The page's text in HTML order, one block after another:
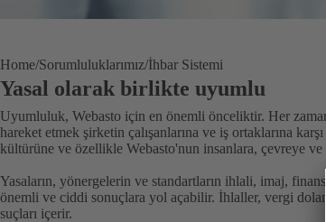
Home Sorumluluklarımız İhbar Sistemi
Yasal olarak birlikte uyumlu
Uyumluluk, Webasto için en önemli önceliktir. Her
hareket etmek şirketin çalışanlarına ve iş ortaklarına
kültürüne ve özellikle Webasto'nun insanlara, çevreye
Yasaların, yönergelerin ve standartların ihlali, imaj, finans
önemli ve ciddi sonuçlara yol açabilir. İhlaller, vergi
suçları içerir.